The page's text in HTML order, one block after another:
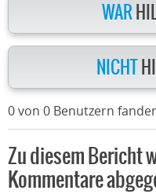
WAR
NICHT
0 von 0 Benutzern
Zu diesem Bericht
Kommentare